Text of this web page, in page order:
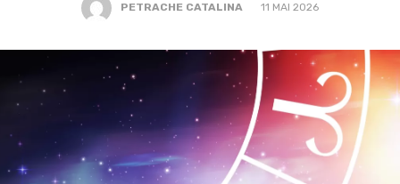
PETRACHE CATALINA 11 MAI 2026